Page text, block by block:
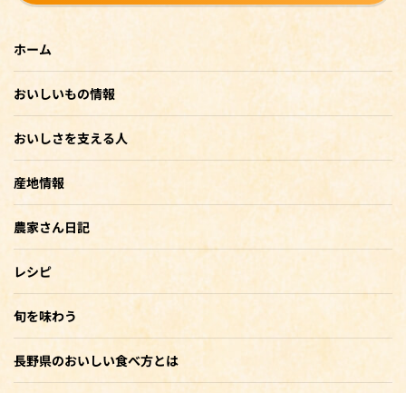
ホーム
おいしいもの情報
おいしさを支える人
産地情報
農家さん日記
レシピ
旬を味わう
長野県のおいしい食べ方とは